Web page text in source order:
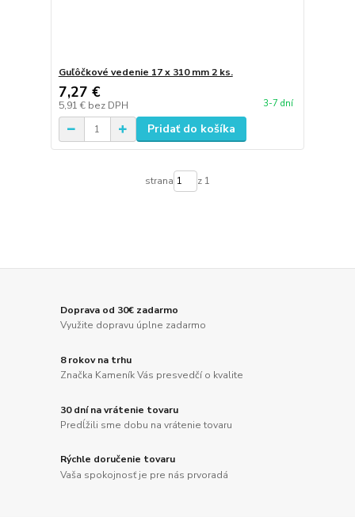
Guľôčkové vedenie 17 x 310 mm 2 ks.
7,27 €
5,91 € bez DPH 3-7 dní
Pridať do košíka
strana z 1
Doprava od 30€ zadarmo
Využite dopravu úplne zadarmo
8 rokov na trhu
Značka Kameník Vás presvedčí o kvalite
30 dní na vrátenie tovaru
Predĺžili sme dobu na vrátenie tovaru
Rýchle doručenie tovaru
Vaša spokojnosť je pre nás prvoradá